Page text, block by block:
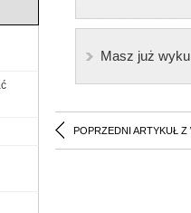
Masz już
POPRZEDNI ARTYKUŁ Z